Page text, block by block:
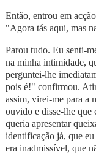
Então, entrou em
"Agora tás aqui, mas
Parou tudo. Eu senti-
na minha intimidade,
perguntei-lhe
pois é!" confirmou.
assim, virei-me para a
ouvido e disse-lhe que
queria apresentar
identificação já, que
era inadmissível, que